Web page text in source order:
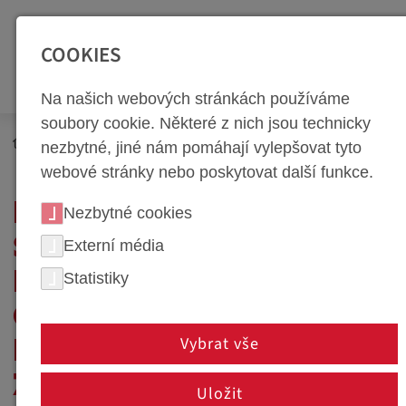
Zur Top Navigation springen [Alt+1]Zur Hauptnavigation
Newsroom Novinky
PRVNÍ MÍSTO V
SOUTĚŽI „SOCIÁLNÍ
PODNIK
OLOMOUCKÉHO
KRAJE“ PRO EXPERTY
ZE SPOLEČNOSTI WEBA
COOKIES
Na našich webových stránkách používáme
soubory cookie. Některé z nich jsou technicky
nezbytné, jiné nám pomáhají vylepšovat tyto
webové stránky nebo poskytovat další funkce.
Nezbytné cookies
Externí média
Statistiky
Vybrat vše
Uložit